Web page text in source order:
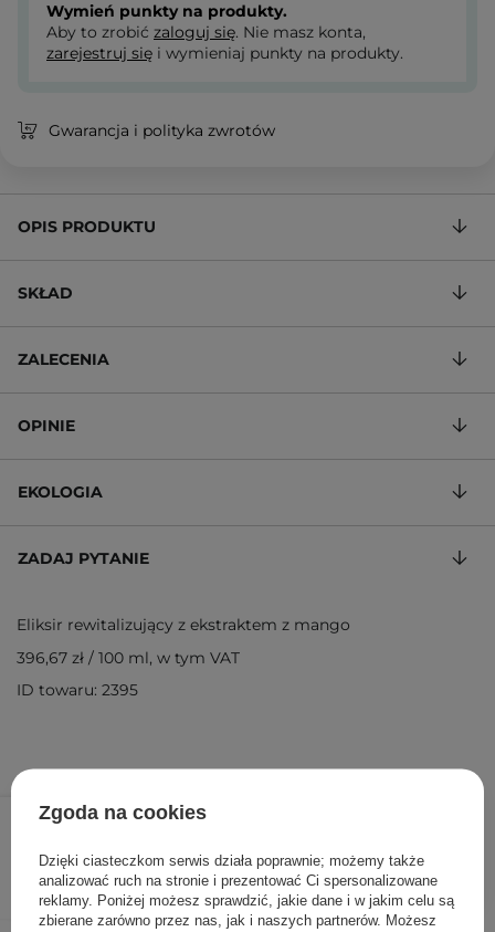
119,00 zł /szt.
DODAJ DO KOSZYKA
Wymień punkty na produkty.
Aby to zrobić zaloguj się. Nie masz konta,
zarejestruj się i wymieniaj punkty na produkty.
Gwarancja i polityka zwrotów
OPIS PRODUKTU
SKŁAD
ZALECENIA
OPINIE
EKOLOGIA
ZADAJ PYTANIE
Eliksir rewitalizujący z ekstraktem z mango
396,67 zł / 100 ml, w tym VAT
ID towaru: 2395
Zgoda na cookies
Dzięki ciasteczkom serwis działa poprawnie; możemy także
analizować ruch na stronie i prezentować Ci spersonalizowane
reklamy. Poniżej możesz sprawdzić, jakie dane i w jakim celu są
zbierane zarówno przez nas, jak i naszych partnerów. Możesz